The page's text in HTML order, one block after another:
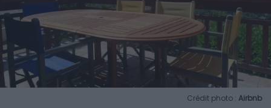
Crédit photo : Airbnb